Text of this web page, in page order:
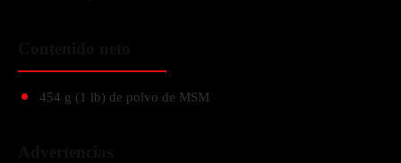
454 g (1 lb) de polvo de MSM